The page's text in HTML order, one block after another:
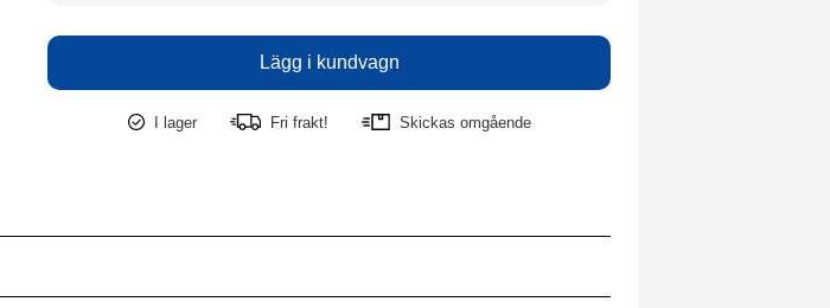
I lager Fri frakt! Skickas omgående